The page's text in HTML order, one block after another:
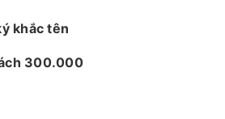
khắc tên
300.000